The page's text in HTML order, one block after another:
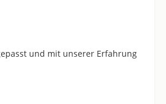
und mit unserer Erfahrung